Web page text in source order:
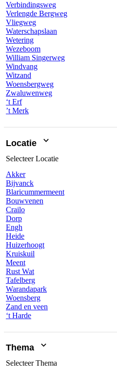
Verbindingsweg
Verlengde Bergweg
Vliegweg
Waterschapslaan
Wetering
Wezeboom
William Singerweg
Windvang
Witzand
Woensbergweg
Zwaluwenweg
‘t Erf
’t Merk
Locatie
SelecteerLocatie
Akker
Bijvanck
Blaricummermeent
Bouwvenen
Crailo
Dorp
Engh
Heide
Huizerhoogt
Kruiskuil
Meent
Rust Wat
Tafelberg
Warandapark
Woensberg
Zand en veen
‘t Harde
Thema
SelecteerThema